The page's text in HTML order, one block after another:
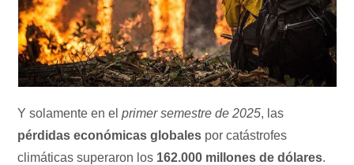
Y solamente en elprimer semestre de 2025, las
pérdidas económicas globales por catástrofes
climáticas superaron los 162.000 millones de dólares.